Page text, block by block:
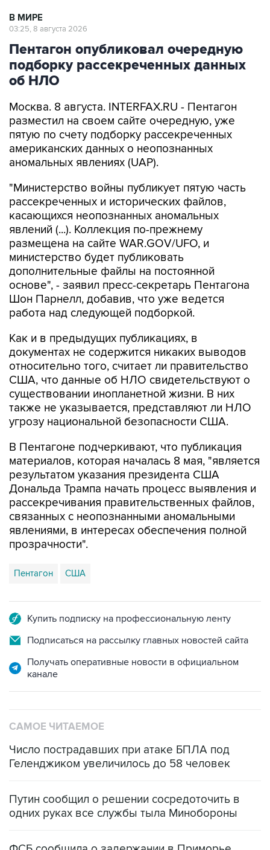
Пентагон опубликовал очередную
подборку рассекреченных данных
об НЛО
Москва. 8 августа. INTERFAX.RU - Пентагон
пятую по счету подборку рассекреченных
американских данных о неопознанных
аномальных явлениях (UAP).
"Министерство войны публикует пятую часть
касающихся неопознанных аномальных
явлений (...). Коллекция по-прежнему
размещена на сайте WAR.GOV/UFO, и
министерство будет публиковать
дополнительные файлы на постоянной
основе", - заявил пресс-секретарь Пентагона
Шон Парнелл, добавив, что уже ведется
работа над следующей подборкой.
Как и в предыдущих публикациях, в
относительно того, считает ли правительство
США, что данные об НЛО свидетельствуют о
существовании инопланетной жизни. В них
также не указывается, представляют ли НЛО
угрозу национальной безопасности США.
В Пентагоне подчеркивают, что публикация
результатом указания президента США
Дональда Трампа начать процесс выявления и
рассекречивания правительственных файлов,
связанных с неопознанными аномальными
явлениями, в интересах обеспечения полной
прозрачности".
Пентагон США
Подписаться на рассылку главных новостей сайта
Получать оперативные новости в официальном
Число пострадавших при атаке БПЛА под
Путин сообщил о решении сосредоточить в
ФСБ сообщила о задержании в Приморье